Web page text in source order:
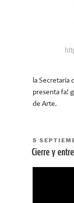
la Secretaría
presenta fa!
de Arte.
EL
5
Cierre y